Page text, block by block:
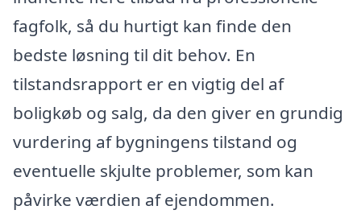
fagfolk, så du hurtigt kan finde den
bedste løsning til dit behov. En
tilstandsrapport er en vigtig del af
boligkøb og salg, da den giver en grundig
vurdering af bygningens tilstand og
eventuelle skjulte problemer, som kan
påvirke værdien af ejendommen.